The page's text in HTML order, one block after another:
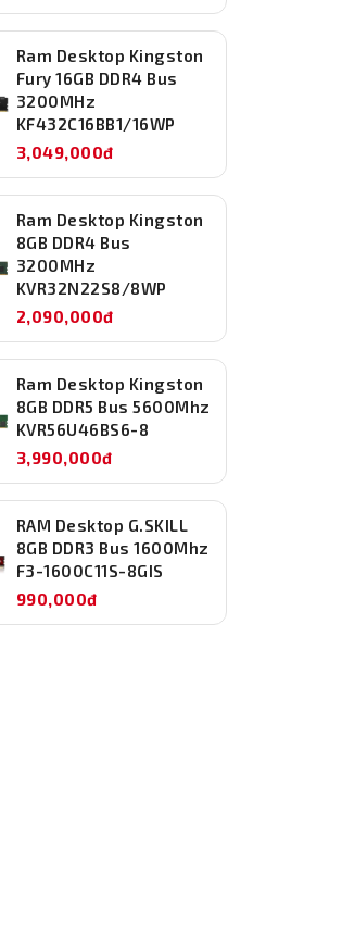
Ram Desktop Kingston
Fury 16GB DDR4 Bus
3200MHz
KF432C16BB1/16WP
3,049,000đ
Ram Desktop Kingston
8GB DDR4 Bus
3200MHz
KVR32N22S8/8WP
2,090,000đ
Ram Desktop Kingston
8GB DDR5 Bus 5600Mhz
KVR56U46BS6-8
3,990,000đ
RAM Desktop G.SKILL
8GB DDR3 Bus 1600Mhz
F3-1600C11S-8GIS
990,000đ